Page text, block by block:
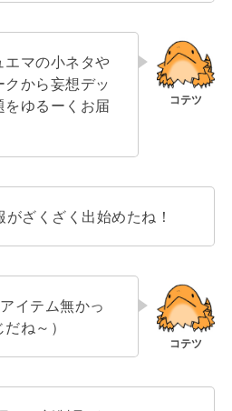
エマの小ネタや
から妄想デッ
ゆるーくお届
がざくざく出始めたね！
イテム無かっ
ね～）